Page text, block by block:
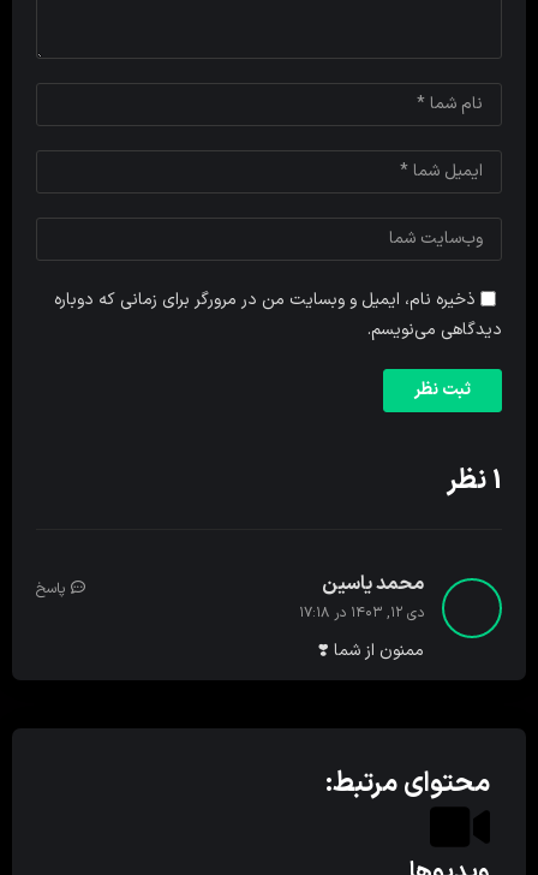
ذخیره نام، ایمیل و وبسایت من در مرورگر برای زمانی که دوباره
دیدگاهی می‌نویسم.
1 نظر
محمد یاسین
دی ۱۲, ۱۴۰۳ در ۱۷:۱۸
ممنون از شما ❣️
پاسخ
محتوای مرتبط: